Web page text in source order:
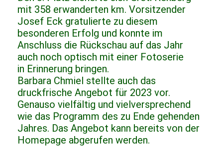
mit 358 erwanderten km. Vorsitzender
Josef Eck gratulierte zu diesem
besonderen Erfolg und konnte im
Anschluss die Rückschau auf das Jahr
auch noch optisch mit einer Fotoserie
in Erinnerung bringen.
Barbara Chmiel stellte auch das
druckfrische Angebot für 2023 vor.
Genauso vielfältig und vielversprechend
wie das Programm des zu Ende gehenden
Jahres. Das Angebot kann bereits von der
Homepage abgerufen werden.